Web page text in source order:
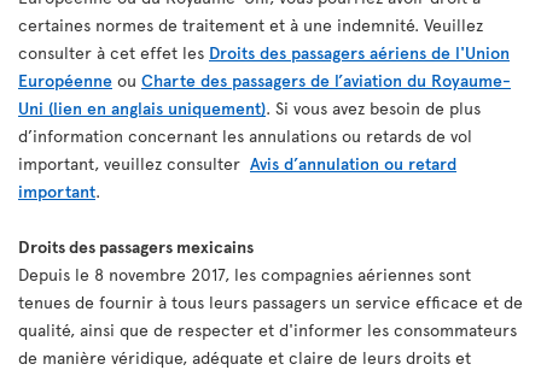
certaines normes de traitement et à une indemnité. Veuillez
consulter à cet effet les Droits des passagers aériens de l'Union
Européenne ou Charte des passagers de l’aviation du Royaume-
Uni (lien en anglais uniquement). Si vous avez besoin de plus
d’information concernant les annulations ou retards de vol
important, veuillez consulter Avis d’annulation ou retard
important.
Droits des passagers mexicains
Depuis le 8 novembre 2017, les compagnies aériennes sont
tenues de fournir à tous leurs passagers un service efficace et de
qualité, ainsi que de respecter et d'informer les consommateurs
de manière véridique, adéquate et claire de leurs droits et